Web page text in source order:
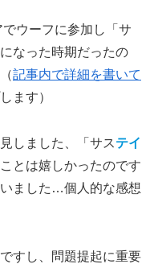
ウーフに参加し「サ
なった時期だったの
記事内で詳細を書いて
ます）
しました、「サステイ
とは嬉しかったのです
ました…個人的な感想
すし、問題提起に重要